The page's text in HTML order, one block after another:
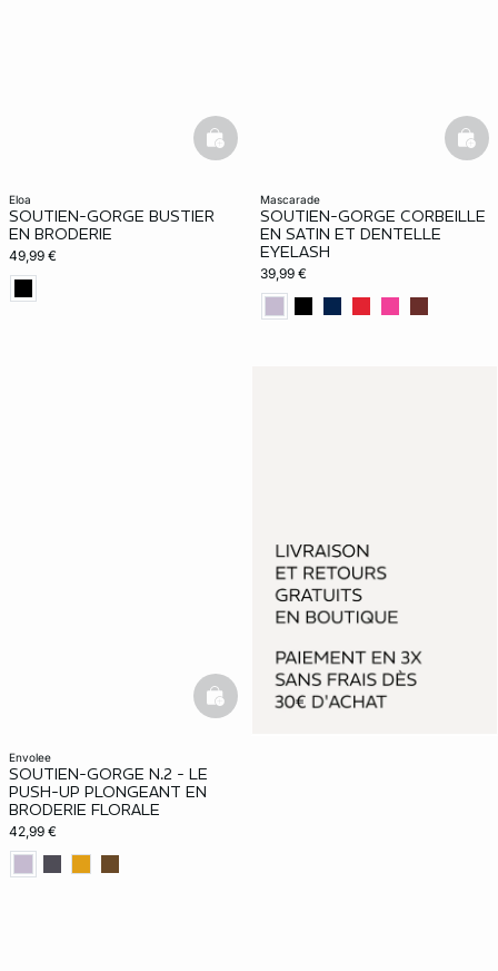
eloa
SOUTIEN-GORGE BUSTIER
EN BRODERIE
49,99 €
basketfull
mascarade
SOUTIEN-GORGE CORBEILLE
EN SATIN ET DENTELLE
EYELASH
39,99 €
envolee
SOUTIEN-GORGE N.2 - LE
PUSH-UP PLONGEANT EN
BRODERIE FLORALE
42,99 €
basketfull